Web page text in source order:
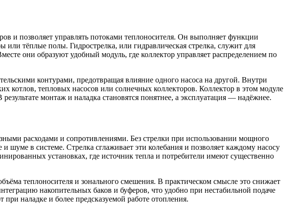
и позволяет управлять потоками теплоносителя. Он выполняет функции
или тёплые полы. Гидрострелка, или гидравлическая стрелка, служит для
они образуют удобный модуль, где коллектор управляет распределением по
контурами, предотвращая влияние одного насоса на другой. Внутри
котлов, тепловых насосов или солнечных коллекторов. Коллектор в этом модуле
монтаж и наладка становятся понятнее, а эксплуатация — надёжнее.
расходами и сопротивлениями. Без стрелки при использовании мощного
шуме в системе. Стрелка сглаживает эти колебания и позволяет каждому насосу
установках, где источник тепла и потребители имеют существенно
теплоносителя и зонального смешения. В практическом смысле это снижает
накопительных баков и буферов, что удобно при нестабильной подаче
наладке и более предсказуемой работе отопления.